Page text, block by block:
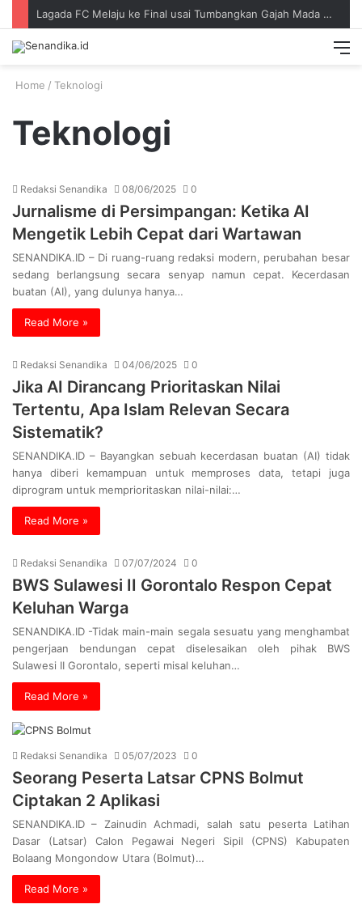
Search
Home / Teknologi
Teknologi
Redaksi Senandika 08/06/2025 0
Jurnalisme di Persimpangan: Ketika AI
Mengetik Lebih Cepat dari Wartawan
SENANDIKA.ID – Di ruang-ruang redaksi modern, perubahan besar
sedang berlangsung secara senyap namun cepat. Kecerdasan
buatan (AI), yang dulunya hanya…
Read More »
Redaksi Senandika 04/06/2025 0
Jika AI Dirancang Prioritaskan Nilai
Tertentu, Apa Islam Relevan Secara
Sistematik?
SENANDIKA.ID – Bayangkan sebuah kecerdasan buatan (AI) tidak
hanya diberi kemampuan untuk memproses data, tetapi juga
diprogram untuk memprioritaskan nilai-nilai:…
Read More »
Redaksi Senandika 07/07/2024 0
BWS Sulawesi II Gorontalo Respon Cepat
Keluhan Warga
SENANDIKA.ID -Tidak main-main segala sesuatu yang menghambat
pengerjaan bendungan cepat diselesaikan oleh pihak BWS
Sulawesi II Gorontalo, seperti misal keluhan…
Read More »
Redaksi Senandika 05/07/2023 0
Seorang Peserta Latsar CPNS Bolmut
Ciptakan 2 Aplikasi
SENANDIKA.ID – Zainudin Achmadi, salah satu peserta Latihan
Dasar (Latsar) Calon Pegawai Negeri Sipil (CPNS) Kabupaten
Bolaang Mongondow Utara (Bolmut)…
Read More »